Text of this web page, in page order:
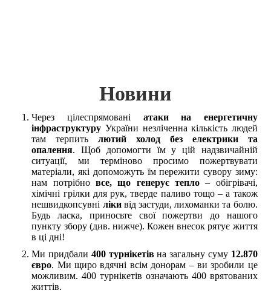
Новини
Через цілеспрямовані атаки на енергетичну
інфраструктуру України незліченна кількість людей
там терпитьлютий холод без електрики та
опалення. Щоб допомогти їм у цій надзвичайній
ситуації, ми терміново просимо пожертвувати
матеріали, які допоможуть їм пережити сувору зиму:
нам потрібновсе, що генерує тепло– обігрівачі,
хімічні грілки для рук, тверде паливо тощо – а також
нешвидкопсувні лікивід застуди, лихоманки та болю.
Будь ласка, приносьте свої пожертви до нашого
пункту збору (див. нижче). Кожен внесок рятує життя
в ці дні!
Ми придбали 400 турнікетівна загальну суму 12.870
євро. Ми щиро вдячні всім донорам – ви зробили це
можливим. 400 турнікетів означають 400 врятованих
життів.